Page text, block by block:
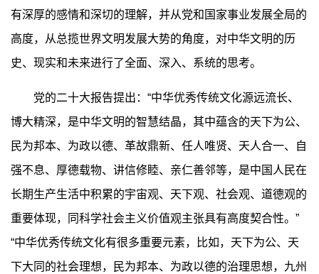
有深厚的感情和深切的理解，并从党和国家事业发展全局的
高度，从总揽世界文明发展大势的角度，对中华文明的历
史、现实和未来进行了全面、深入、系统的思考。
党的二十大报告提出：“中华优秀传统文化源远流长、
博大精深，是中华文明的智慧结晶，其中蕴含的天下为公、
民为邦本、为政以德、革故鼎新、任人唯贤、天人合一、自
强不息、厚德载物、讲信修睦、亲仁善邻等，是中国人民在
长期生产生活中积累的宇宙观、天下观、社会观、道德观的
重要体现，同科学社会主义价值观主张具有高度契合性。”
“中华优秀传统文化有很多重要元素，比如，天下为公、天
下大同的社会理想，民为邦本、为政以德的治理思想，九州